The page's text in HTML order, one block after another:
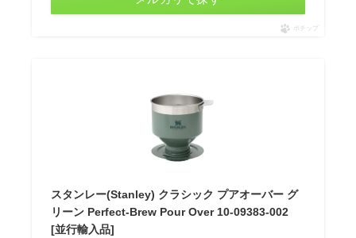
ポチップ
スタンレー(Stanley) クラシック プアオーバー グ
リーン Perfect-Brew Pour Over 10-09383-002
[並行輸入品]